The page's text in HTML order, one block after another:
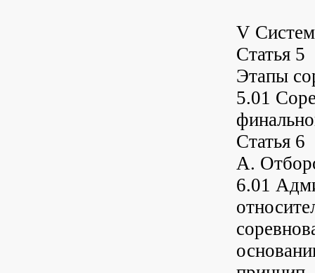
V
Статья 5
Этапы
5.01
Статья 6
A.
6.01